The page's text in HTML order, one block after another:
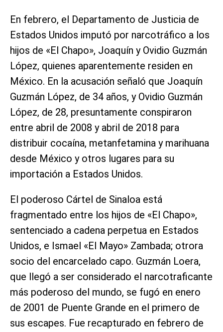
En febrero, el Departamento de Justicia de
Estados Unidos imputó por narcotráfico a los
hijos de «El Chapo», Joaquín y Ovidio Guzmán
López, quienes aparentemente residen en
México. En la acusación señaló que Joaquín
Guzmán López, de 34 años, y Ovidio Guzmán
López, de 28, presuntamente conspiraron
entre abril de 2008 y abril de 2018 para
distribuir cocaína, metanfetamina y marihuana
desde México y otros lugares para su
importación a Estados Unidos.
El poderoso Cártel de Sinaloa está
fragmentado entre los hijos de «El Chapo»,
sentenciado a cadena perpetua en Estados
Unidos, e Ismael «El Mayo» Zambada; otrora
socio del encarcelado capo. Guzmán Loera,
que llegó a ser considerado el narcotraficante
más poderoso del mundo, se fugó en enero
de 2001 de Puente Grande en el primero de
sus escapes. Fue recapturado en febrero de